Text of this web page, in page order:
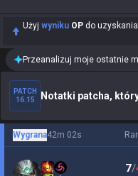
Użyj wyniku OP do
Przeanalizuj moje ostatnie
PATCH
16.15
Notatki patcha,
Wygrana42m 02s
7/